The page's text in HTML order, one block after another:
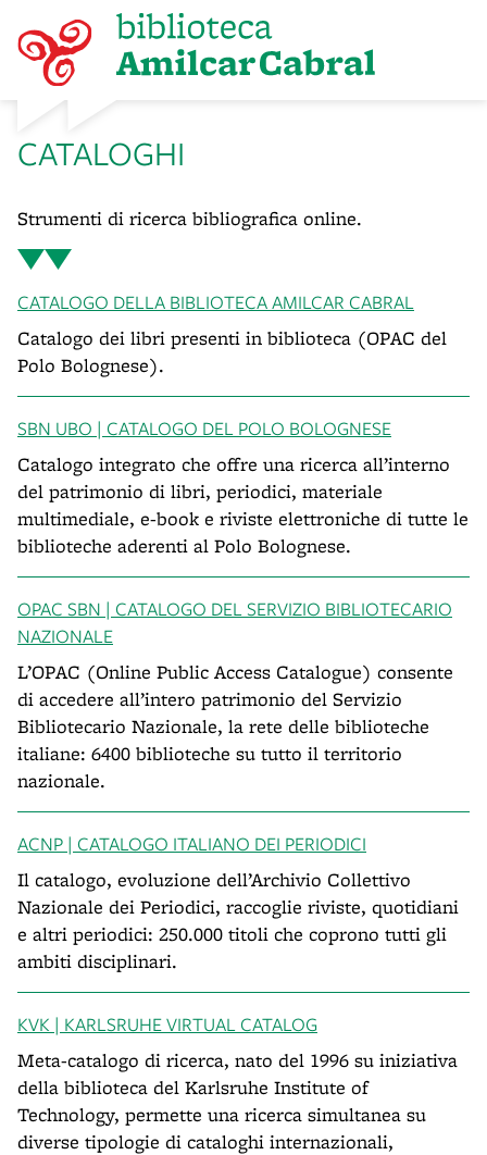
CATALOGHI
Strumenti di ricerca bibliografica online.
CATALOGO DELLA BIBLIOTECA AMILCAR CABRAL
Catalogo dei libri presenti in biblioteca (OPAC del
Polo Bolognese).
SBN UBO | CATALOGO DEL POLO BOLOGNESE
Catalogo integrato che offre una ricerca all’interno
del patrimonio di libri, periodici, materiale
multimediale, e-book e riviste elettroniche di tutte le
biblioteche aderenti al Polo Bolognese.
OPAC SBN | CATALOGO DEL SERVIZIO BIBLIOTECARIO
NAZIONALE
L’OPAC (Online Public Access Catalogue) consente
di accedere all’intero patrimonio del Servizio
Bibliotecario Nazionale, la rete delle biblioteche
italiane: 6400 biblioteche su tutto il territorio
nazionale.
ACNP | CATALOGO ITALIANO DEI PERIODICI
Il catalogo, evoluzione dell’Archivio Collettivo
Nazionale dei Periodici, raccoglie riviste, quotidiani
e altri periodici: 250.000 titoli che coprono tutti gli
ambiti disciplinari.
KVK | KARLSRUHE VIRTUAL CATALOG
Meta-catalogo di ricerca, nato del 1996 su iniziativa
della biblioteca del Karlsruhe Institute of
Technology, permette una ricerca simultanea su
diverse tipologie di cataloghi internazionali,